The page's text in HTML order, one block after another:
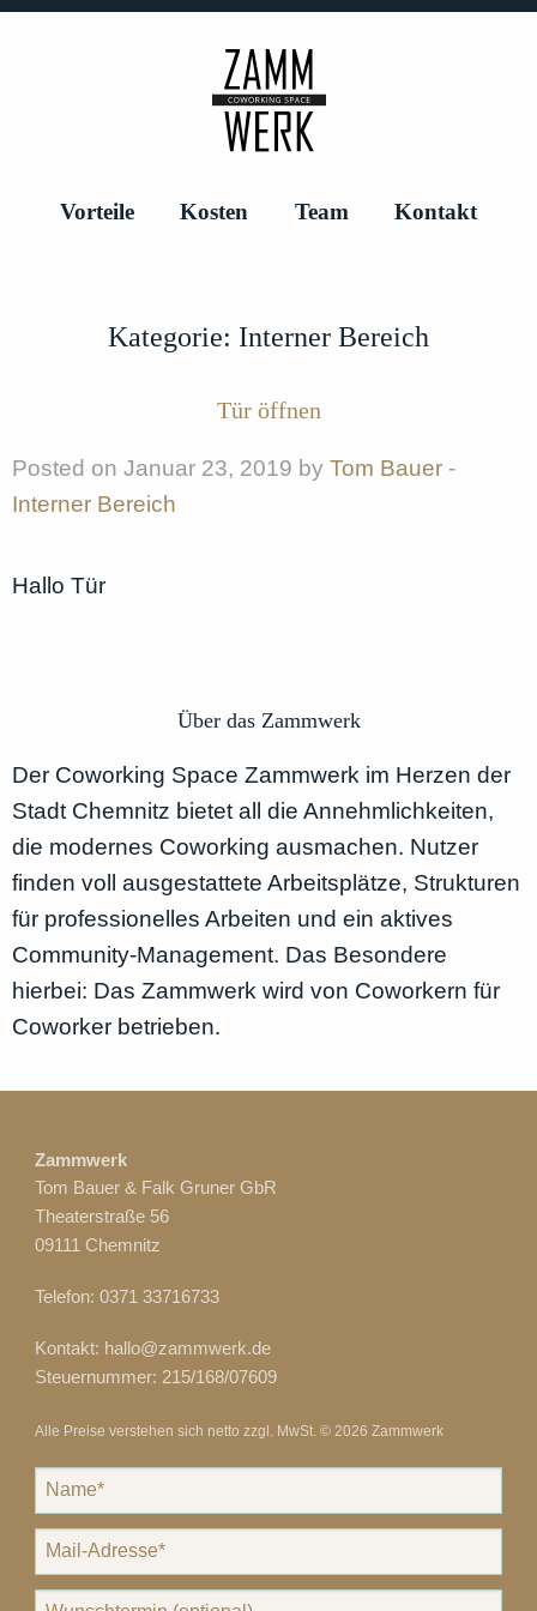
Vorteile Kosten Team Kontakt
Kategorie: Interner Bereich
Tür öffnen
Posted on Januar 23, 2019 by Tom Bauer-
Interner Bereich
Hallo Tür
Über das Zammwerk
Der Coworking Space Zammwerk im Herzen der
Stadt Chemnitz bietet all die Annehmlichkeiten,
die modernes Coworking ausmachen. Nutzer
finden voll ausgestattete Arbeitsplätze, Strukturen
für professionelles Arbeiten und ein aktives
Community-Management. Das Besondere
hierbei: Das Zammwerk wird von Coworkern für
Coworker betrieben.
Zammwerk
Tom Bauer & Falk Gruner GbR
Theaterstraße 56
09111 Chemnitz
Telefon:0371 33716733
Kontakt: hallo@zammwerk.de
Steuernummer: 215/168/07609
Alle Preise verstehen sich netto zzgl. MwSt. © 2026 Zammwerk